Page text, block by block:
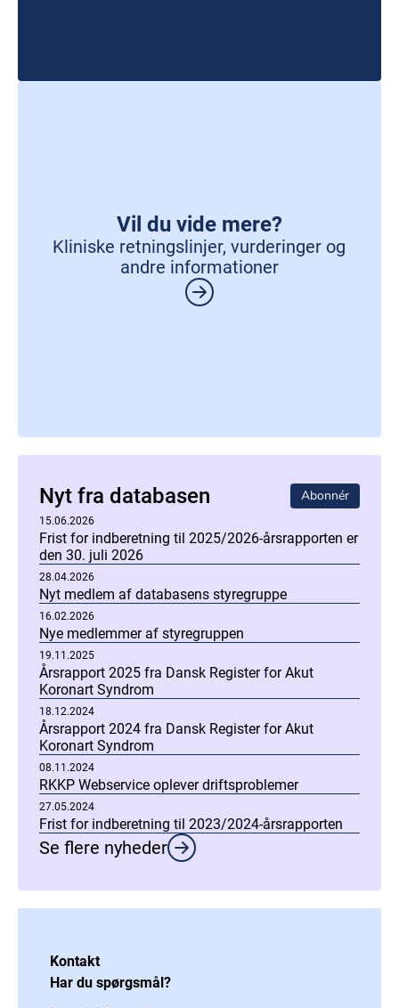
Vil du vide mere?
Kliniske retningslinjer, vurderinger og
andre informationer
Nyt fra databasen Abonnér
15.06.2026
Frist for indberetning til 2025/2026-årsrapporten er
den 30. juli 2026
28.04.2026
Nyt medlem af databasens styregruppe
16.02.2026
Nye medlemmer af styregruppen
19.11.2025
Årsrapport 2025 fra Dansk Register for Akut
Koronart Syndrom
18.12.2024
Årsrapport 2024 fra Dansk Register for Akut
Koronart Syndrom
08.11.2024
RKKP Webservice oplever driftsproblemer
27.05.2024
Frist for indberetning til 2023/2024-årsrapporten
Se flere nyheder
Kontakt
Har du spørgsmål?